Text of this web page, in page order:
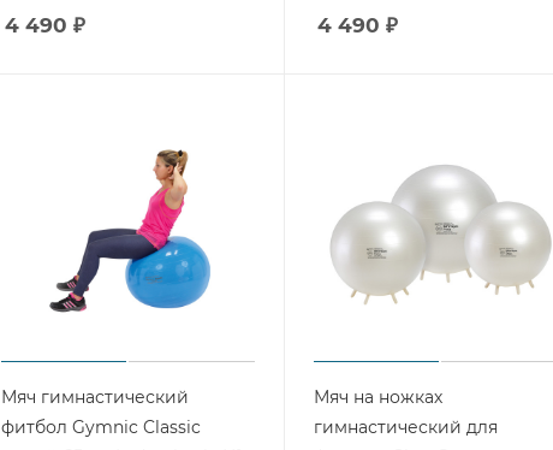
4 490 ₽ 4 490 ₽
Мяч гимнастический
фитбол Gymnic Classic
Мяч на ножках
гимнастический для